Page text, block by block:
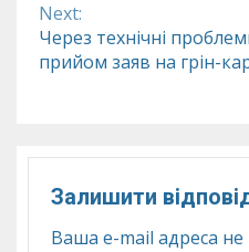
Next:
Через технічні
прийом заяв на грін-
Залишити
Ваша e-mail адреса не